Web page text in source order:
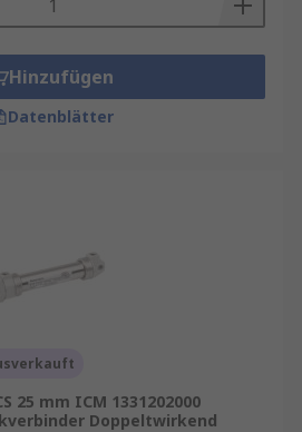
Hinzufügen
Datenblätter
25 mm ICM 1331202000
Doppeltwirkend